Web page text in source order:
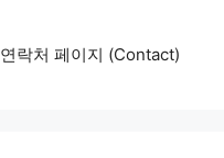
연락처 페이지 (Contact)